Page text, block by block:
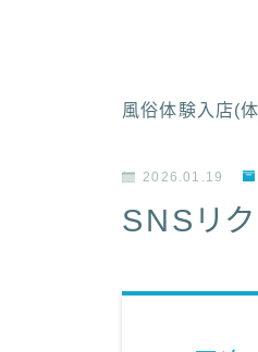
風俗体験入店(
2026.01.19
SNSリ